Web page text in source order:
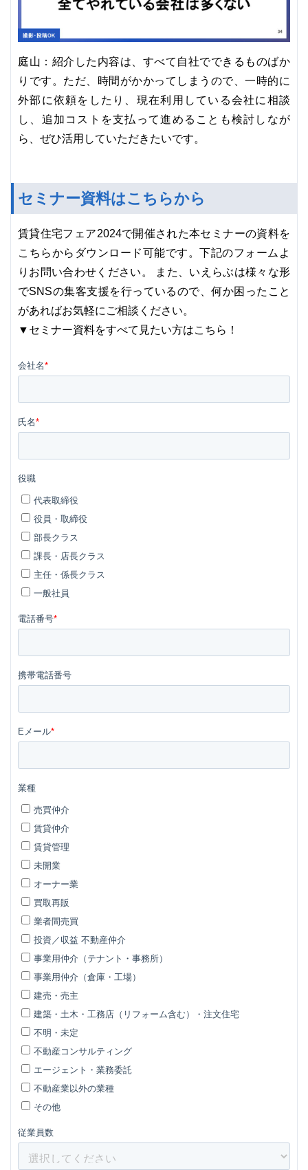
庭山：紹介した内容は、すべて自社でできるものばか
りです。ただ、時間がかかってしまうので、一時的に
外部に依頼をしたり、現在利用している会社に相談
し、追加コストを支払って進めることも検討しなが
ら、ぜひ活用していただきたいです。
セミナー資料はこちらから
賃貸住宅フェア2024で開催された本セミナーの資料を
こちらからダウンロード可能です。下記のフォームよ
りお問い合わせください。 また、いえらぶは様々な形
でSNSの集客支援を行っているので、何か困ったこと
があればお気軽にご相談ください。
▼セミナー資料をすべて見たい方はこちら！